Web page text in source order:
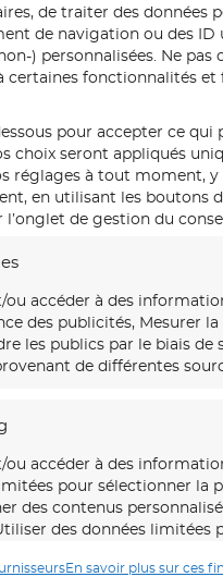
de traiter des données
de navigation ou des ID
) personnalisées. Ne
certaines fonctionnalités et
pour accepter ce qui
choix seront appliqués
réglages à tout moment,
en utilisant les boutons
de gestion du
ou accéder à des
des publicités, Mesurer
les publics par le biais
de différentes
ou accéder à des
pour sélectionner la
des contenus
des données limitées
En savoir plus sur ces